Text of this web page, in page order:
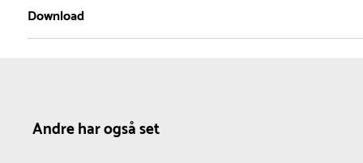
1
Materiale
Træ Hvid Indendørs
Download
Andre har også set